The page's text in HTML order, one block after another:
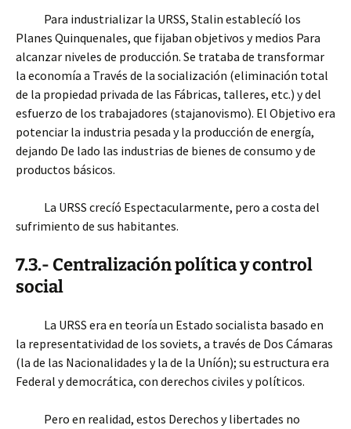
Para industrializar la URSS, Stalin establecíó los
Planes Quinquenales, que fijaban objetivos y medios Para
alcanzar niveles de producción. Se trataba de transformar
la economía a Través de la socialización (eliminación total
de la propiedad privada de las Fábricas, talleres, etc.) y del
esfuerzo de los trabajadores (stajanovismo). El Objetivo era
potenciar la industria pesada y la producción de energía,
dejando De lado las industrias de bienes de consumo y de
productos básicos.
La URSS crecíó Espectacularmente, pero a costa del
sufrimiento de sus habitantes.
7.3.- Centralización política y control
social
La URSS era en teoría un Estado socialista basado en
la representatividad de los soviets, a través de Dos Cámaras
(la de las Nacionalidades y la de la Uníón); su estructura era
Federal y democrática, con derechos civiles y políticos.
Pero en realidad, estos Derechos y libertades no